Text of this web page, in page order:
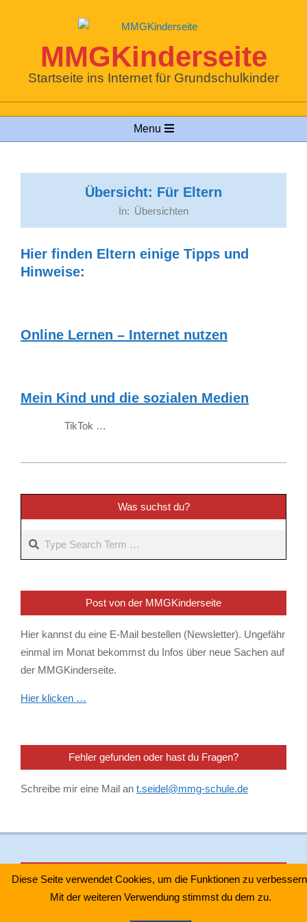
MMGKinderseite
Startseite ins Internet für Grundschulkinder
Navigation
Menu
Übersicht: Für Eltern
In: Übersichten
Hier finden Eltern einige Tipps und
Hinweise:
Online Lernen – Internet nutzen
Mein Kind und die sozialen Medien
TikTok …
Was suchst du?
Search
Post von der MMGKinderseite
Hier kannst du eine E-Mail bestellen (Newsletter). Ungefähr
einmal im Monat bekommst du Infos über neue Sachen auf
der MMGKinderseite.
Hier klicken …
Fehler gefunden oder hast du Fragen?
Schreibe mir eine Mail an t.seidel@mmg-schule.de
Impressum–Datenschutzhinweis Youtube Videos–
Diese Seite verwendet Cookies, um die Funktionen zu
Mit der weiteren Verwendung stimmst du dem zu.